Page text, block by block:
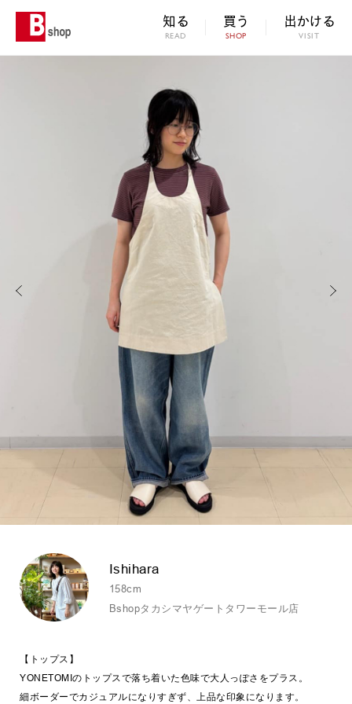
知る
READ
買う
SHOP
出かける
VISIT
Ishihara
158cm
Bshopタカシマヤゲートタワーモール店
【トップス】
YONETOMIのトップスで落ち着いた色味で大人っぽさをプラス。
細ボーダーでカジュアルになりすぎず、上品な印象になります。